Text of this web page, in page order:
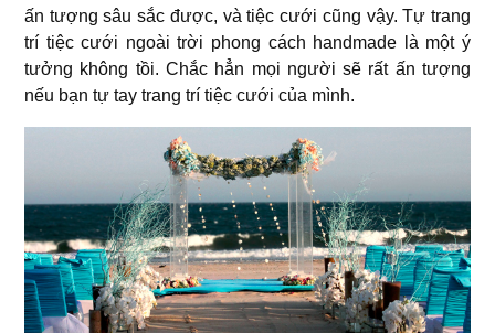
ấn tượng sâu sắc được, và tiệc cưới cũng vậy. Tự trang
trí tiệc cưới ngoài trời phong cách handmade là một ý
tưởng không tồi. Chắc hẳn mọi người sẽ rất ấn tượng
nếu bạn tự tay trang trí tiệc cưới của mình.